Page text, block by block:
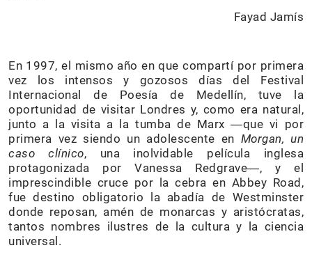
Fayad Jamís
En 1997, el mismo año en que compartí por primera
vez los intensos y gozosos días del Festival
Internacional de Poesía de Medellín, tuve la
oportunidad de visitar Londres y, como era natural,
junto a la visita a la tumba de Marx ―que vi por
primera vez siendo un adolescente en Morgan, un
caso clínico, una inolvidable película inglesa
protagonizada por Vanessa Redgrave―, y el
imprescindible cruce por la cebra en Abbey Road,
fue destino obligatorio la abadía de Westminster
donde reposan, amén de monarcas y aristócratas,
tantos nombres ilustres de la cultura y la ciencia
universal.